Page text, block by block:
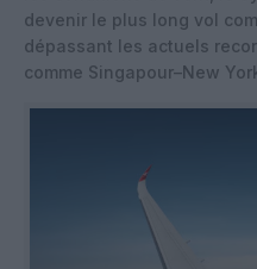
devenir le plus long vol
dépassant les actuels
comme Singapour–New